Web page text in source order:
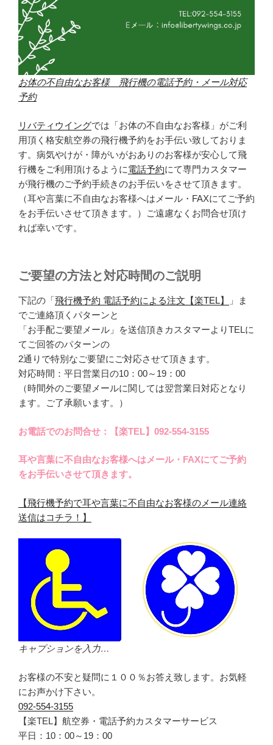
お体の不自由なお客様 飛行機の電話予約・メール対応
予約
リバティウイングでは「お体の不自由なお客様」がご利
用頂く格安航空券の飛行機予約をお手伝い致しておりま
す。病気やけが・障がいがおありのお客様が安心して飛
行機をご利用頂けるように電話予約にて専門カスタマー
が飛行機のご予約手続きのお手伝いをさせて頂きます。
（耳や言葉に不自由なお客様へはメール・FAXにてご予約
をお手伝いさせて頂きます。）ご遠慮なくお問合せ頂け
れば幸いです。
ご要望の方法と対応時間のご説明
下記の「飛行機予約 電話予約による注文【楽TEL】
」ま
でご連絡頂くパターンと
「お手配ご要望メール」を送信頂きカスタマーよりTELに
てご回答のパターンの
2通りで特別なご要望にご対応させて頂きます。
対応時間：平日営業日の10：00～19：00
（時間外のご要望メールに関しては翌営業日対応となり
ます。ご了承願います。）
お電話でのお問合せ：【楽TEL】092-554-3155
耳や言葉に不自由なお客様へはメール・FAXにてご予約
をお手伝いさせて頂きます。
【飛行機予約で耳や言葉に不自由なお客様のメール連絡
送信はコチラ！】
キャプションを入力…
お客様の不安と疑問に１００％お答え致します。お気軽
にお声かけ下さい。
092-554-3155
【楽TEL】航空券・電話予約カスタマーサービス
平日：10：00～19：00